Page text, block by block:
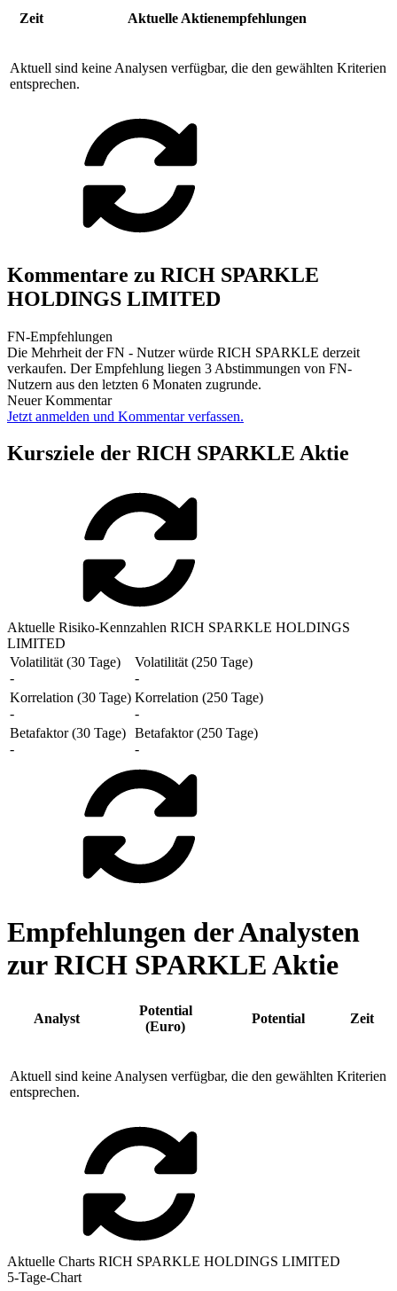
Zeit Aktuelle Aktienempfehlungen
Aktuell sind keine Analysen verfügbar, die den gewählten Kriterien
entsprechen.
Kommentare zu RICH SPARKLE
HOLDINGS LIMITED
FN-Empfehlungen
Die Mehrheit der FN - Nutzer würde RICH SPARKLE derzeit
verkaufen. Der Empfehlung liegen 3 Abstimmungen von FN-
Nutzern aus den letzten 6 Monaten zugrunde.
Neuer Kommentar
Jetzt anmelden und Kommentar verfassen.
Kursziele der RICH SPARKLE Aktie
Aktuelle Risiko-Kennzahlen RICH SPARKLE HOLDINGS
LIMITED
Volatilität (30 Tage)
-
Volatilität (250 Tage)
-
Korrelation (30 Tage)
-
Korrelation (250 Tage)
-
Betafaktor (30 Tage)
-
Betafaktor (250 Tage)
-
Empfehlungen der Analysten
zur RICH SPARKLE Aktie
Analyst
Potential
(Euro)
Potential Zeit
Aktuell sind keine Analysen verfügbar, die den gewählten Kriterien
entsprechen.
Aktuelle Charts RICH SPARKLE HOLDINGS LIMITED
5-Tage-Chart